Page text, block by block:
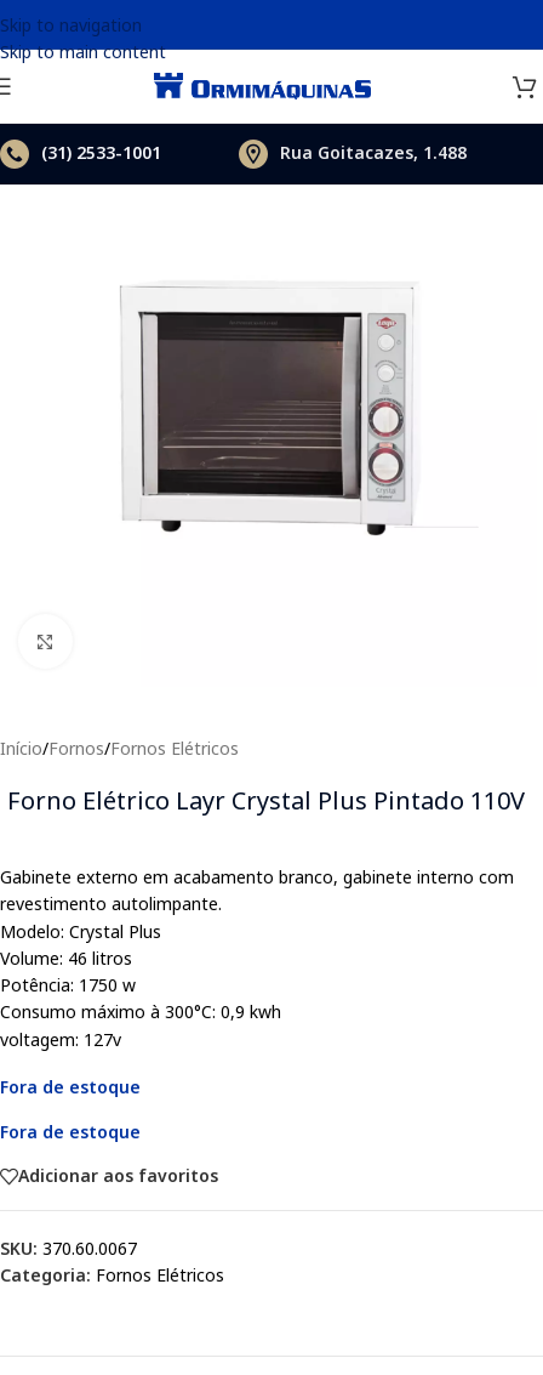
Skip to navigation
Skip to main content
(31) 2533-1001 Rua Goitacazes, 1.488
Início/Fornos/Fornos Elétricos
Forno Elétrico Layr Crystal Plus Pintado 110V
Gabinete externo em acabamento branco, gabinete interno com
revestimento autolimpante.
Modelo: Crystal Plus
Volume: 46 litros
Potência: 1750 w
Consumo máximo à 300°C: 0,9 kwh
voltagem: 127v
Fora de estoque
Fora de estoque
Adicionar aos favoritos
SKU: 370.60.0067
Categoria: Fornos Elétricos